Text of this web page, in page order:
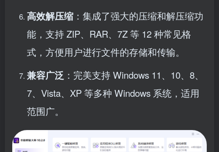
高效解压缩 ：集成了强大的压缩和解压缩功
能，支持 ZIP、RAR、7Z 等 12 种常见格
式，方便用户进行文件的存储和传输。
兼容广泛 ：完美支持 Windows 11、10、8、
7、Vista、XP 等多种 Windows 系统，适用
范围广。